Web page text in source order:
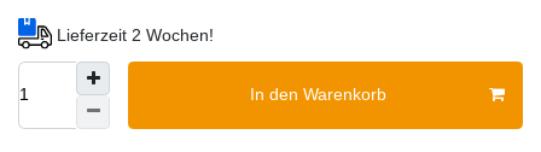
Lieferzeit 2 Wochen!
In den Warenkorb